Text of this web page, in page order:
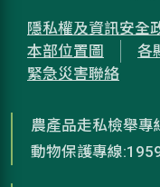
隱私權及資訊安全
本部位置圖
各
緊急災害聯絡
農產品走私檢舉
動物保護專線